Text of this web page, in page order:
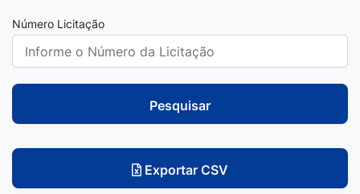
Número Licitação
Pesquisar
Exportar CSV